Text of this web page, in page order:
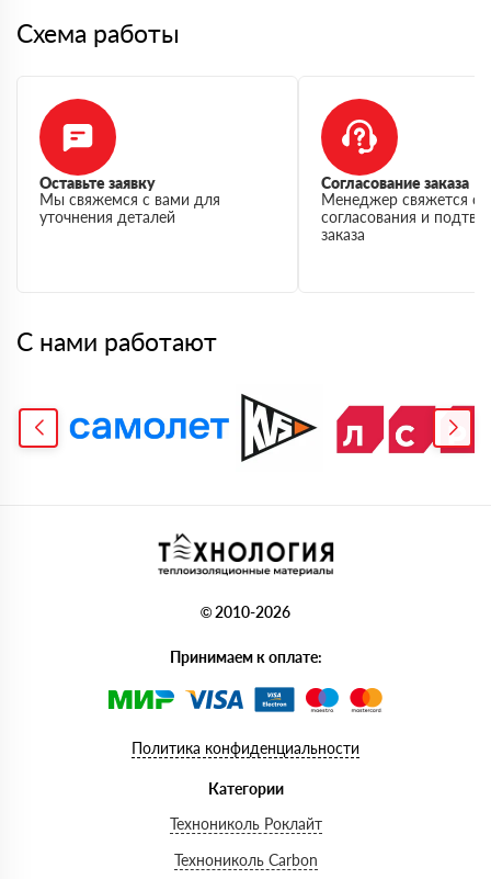
Схема работы
Оставьте заявку
Мы свяжемся с вами для
уточнения деталей
Согласование заказа
Менеджер свяжется с
согласования и
заказа
С нами работают
© 2010-2026
Принимаем к оплате:
Политика конфиденциальности
Категории
Технониколь Роклайт
Технониколь Carbon